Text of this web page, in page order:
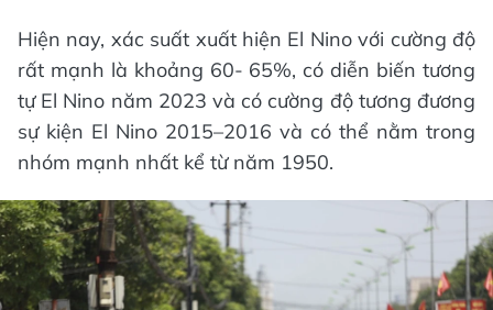
Hiện nay, xác suất xuất hiện El Nino với cường độ
rất mạnh là khoảng 60- 65%, có diễn biến tương
tự El Nino năm 2023 và có cường độ tương đương
sự kiện El Nino 2015–2016 và có thể nằm trong
nhóm mạnh nhất kể từ năm 1950.